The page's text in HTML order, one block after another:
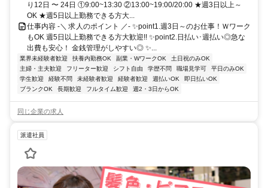
り12日 〜 24日 ①9:00~13:30 ②13:00~19:00/20:00 ★週3日以上～
OK ★週5日以上勤務できる方大...
仕事内容 -＼ 求人のポイント ／- ✨point1.週3日～のお仕事！Ｗワーク
もOK 週5日以上勤務できる方大歓迎!! ✨point2.日払い･週払い◎急な
出費も安心！ 金銭管理がしやすい◎ ✨...
業界未経験者歓迎 扶養内勤務OK 副業・WワークOK
土日祝のみOK
主婦・主夫歓迎
フリーター歓迎 シフト自由 学歴不問 職場見学可
平日のみOK
学生歓迎
経験不問 未経験者歓迎 経験者歓迎 週払いOK
即日払いOK
ブランクOK
長期歓迎 フルタイム歓迎 週2・3日からOK
同じ企業の求人
派遣社員